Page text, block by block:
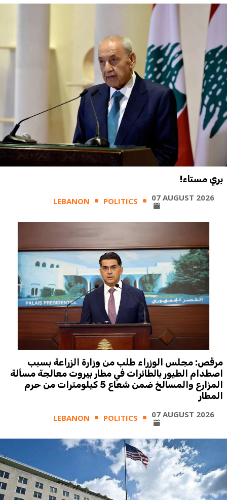
بري مستاء!
LEBANON POLITICS 07 AUGUST 2026
مرقص: مجلس الوزراء طلب من وزارة الزراعة بسبب
اصطدام الطيور بالطائرات في مطار بيروت معالجة مسألة
المزارع والمسالخ ضمن شعاع 5 كيلومترات من حرم
المطار
LEBANON POLITICS 07 AUGUST 2026